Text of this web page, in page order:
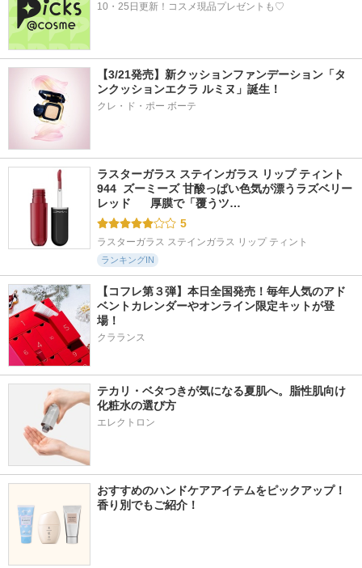
10・25日更新！コスメ現品プレゼントも♡
【3/21発売】新クッションファンデーション「タ
ンクッションエクラ ルミヌ」誕生！
クレ・ド・ポー ボーテ
ラスターガラス ステインガラス リップ ティント
944  ズーミーズ 甘酸っぱい色気が漂うラズベリー
レッド      厚膜で「覆うツ…
5
ラスターガラス ステインガラス リップ ティント
ランキングIN
【コフレ第３弾】本日全国発売！毎年人気のアド
ベントカレンダーやオンライン限定キットが登
場！
クラランス
テカリ・ベタつきが気になる夏肌へ。脂性肌向け
化粧水の選び方
エレクトロン
おすすめのハンドケアアイテムをピックアップ！
香り別でもご紹介！